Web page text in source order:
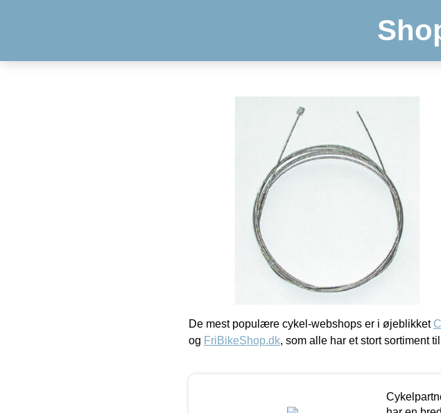
De mest populære cykel-webshops er i øjeblikket
og FriBikeShop.dk, som alle har et stort sortiment